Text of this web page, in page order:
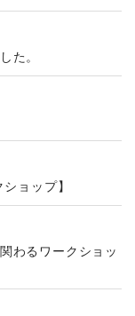
た。
ョップ】
わるワークショッ